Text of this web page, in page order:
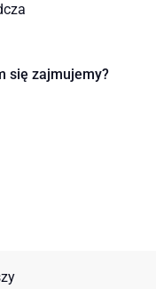
się zajmujemy?